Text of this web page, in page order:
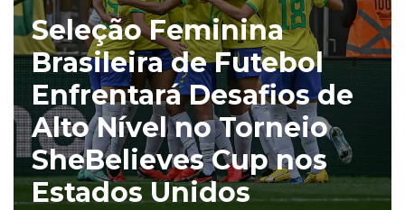
Seleção Feminina
Brasileira de Futebol
Enfrentará Desafios de
Alto Nível no Torneio
SheBelieves Cup nos
Estados Unidos